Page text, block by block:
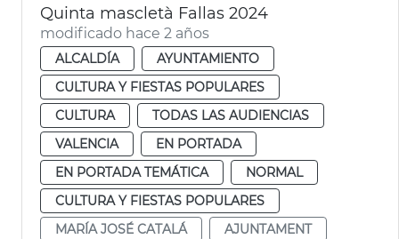
Quinta mascletà Fallas 2024
modificado hace 2 años
ALCALDÍA
AYUNTAMIENTO
CULTURA Y FIESTAS POPULARES
CULTURA
TODAS LAS AUDIENCIAS
VALENCIA
EN PORTADA
EN PORTADA TEMÁTICA
NORMAL
CULTURA Y FIESTAS POPULARES
MARÍA JOSÉ CATALÁ
AJUNTAMENT